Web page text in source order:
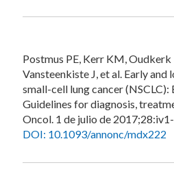
Postmus PE, Kerr KM, Oudkerk
Vansteenkiste J, et al. Early and
small-cell lung cancer
Guidelines for diagnosis,
Oncol. 1 de julio de
DOI: 10.1093/annonc/mdx222